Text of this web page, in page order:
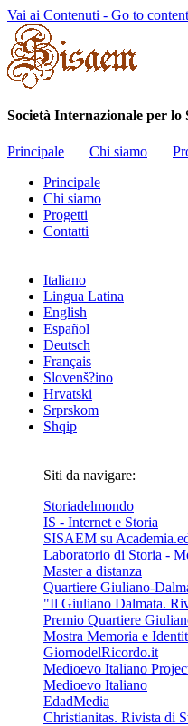
Vai ai Contenuti - Go to content
Società Internazionale per
Principale Chi siamo
Principale
Chi siamo
Progetti
Contatti
Italiano
Lingua Latina
English
Español
Deutsch
Français
Slovenš?ino
Hrvatski
Srprskom
Shqip
Siti da navigare:
Storiadelmondo
IS - Internet e Storia
SISAEM su
Laboratorio di Storia -
Master a distanza
Quartiere Giuliano-
"Il Giuliano Dalmata.
Premio Quartiere
Mostra Memoria e
GiornodelRicordo.it
Medioevo Italiano
Medioevo Italiano
EdadMedia
Christianitas. Rivista di